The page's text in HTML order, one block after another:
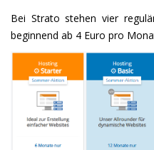
Bei Strato stehen vier
beginnend ab 4 Euro pro